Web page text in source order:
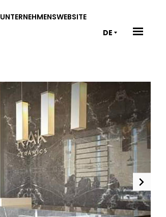
UNTERNEHMENSWEBSITE
DE